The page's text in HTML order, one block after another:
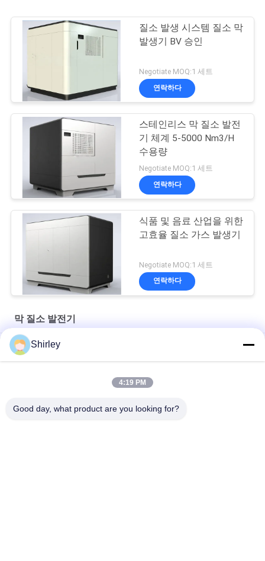
질소 발생 시스템 질소 막
발생기 BV 승인
Negotiate MOQ:1 세트
연락하다
스테인리스 막 질소 발전
기 체계 5-5000 Nm3/H
수용량
Negotiate MOQ:1 세트
연락하다
식품 및 음료 산업을 위한
고효율 질소 가스 발생기
Negotiate MOQ:1 세트
연락하다
막 질소 발전기
막 질소 발생기 순수성 99% 해양 산업 BV CCS TS 증명서
Shirley
4:19 PM
Good day, what product are you looking for?